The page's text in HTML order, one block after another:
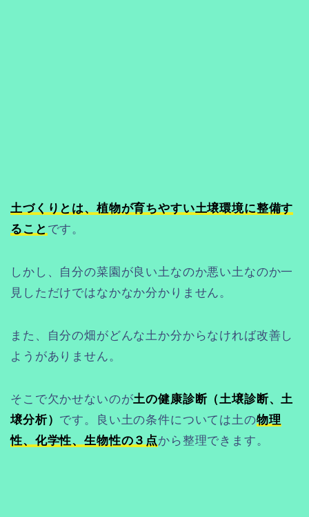
土づくりとは、植物が育ちやすい土壌環境に整備す
ること です。
しかし、自分の菜園が良い土なのか悪い土なのか一
見しただけではなかなか分かりません。
また、自分の畑がどんな土か分からなければ改善し
ようがありません。
そこで欠かせないのが土の健康診断（土壌診断、土
壌分析） です。良い土の条件については土の物理
性、化学性、生物性の３点から整理できます。